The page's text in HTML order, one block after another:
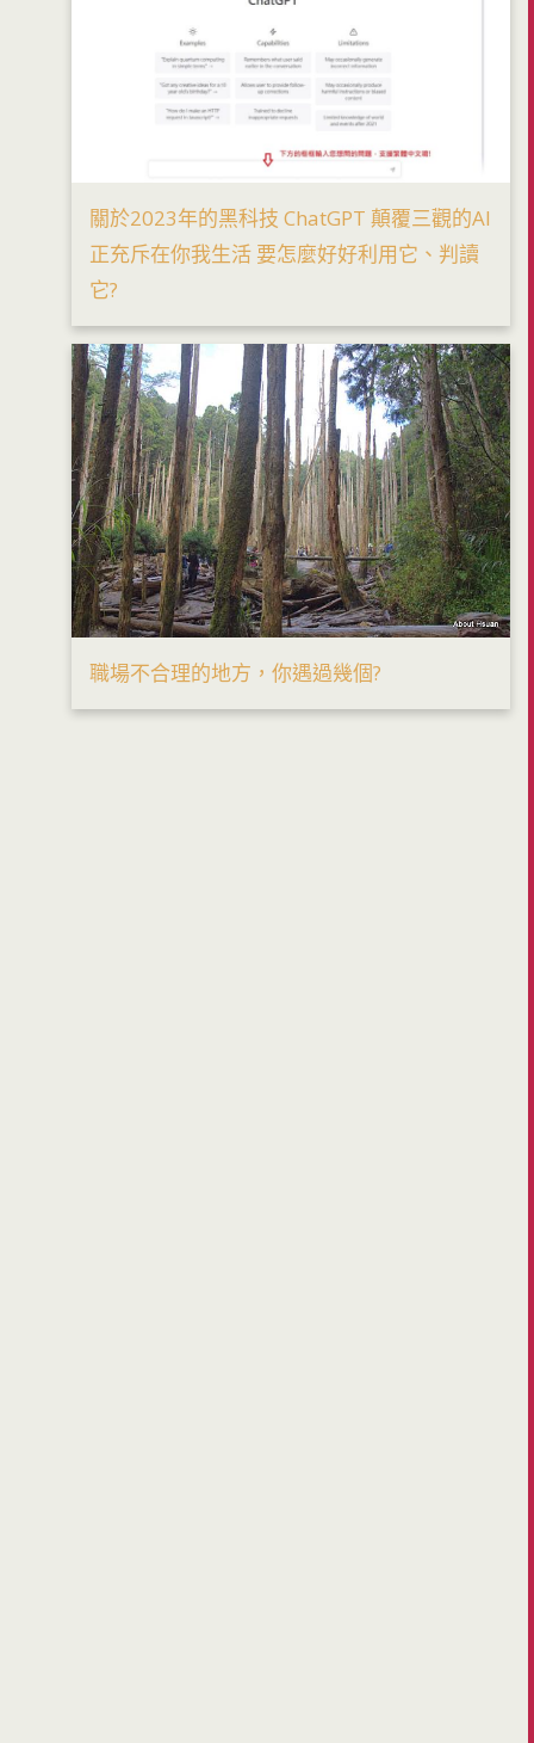
關於2023年的黑科技 ChatGPT 顛覆三觀的AI
正充斥在你我生活 要怎麼好好利用它、判讀
它?
職場不合理的地方，你遇過幾個?